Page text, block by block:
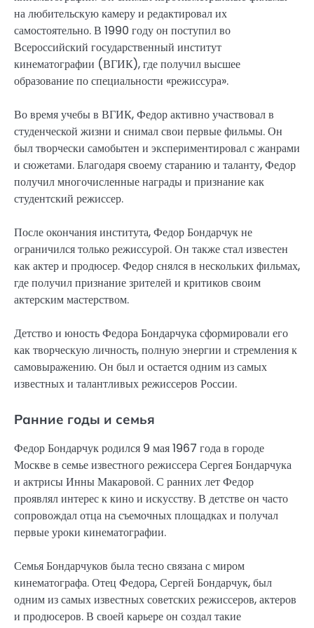
на любительскую камеру и редактировал их
самостоятельно. В 1990 году он поступил во
Всероссийский государственный институт
кинематографии (ВГИК), где получил высшее
образование по специальности «режиссура».
Во время учебы в ВГИК, Федор активно участвовал в
студенческой жизни и снимал свои первые фильмы. Он
был творчески самобытен и экспериментировал с жанрами
и сюжетами. Благодаря своему старанию и таланту, Федор
получил многочисленные награды и признание как
студентский режиссер.
После окончания института, Федор Бондарчук не
ограничился только режиссурой. Он также стал известен
как актер и продюсер. Федор снялся в нескольких фильмах,
где получил признание зрителей и критиков своим
актерским мастерством.
Детство и юность Федора Бондарчука сформировали его
как творческую личность, полную энергии и стремления к
самовыражению. Он был и остается одним из самых
известных и талантливых режиссеров России.
Ранние годы и семья
Федор Бондарчук родился 9 мая 1967 года в городе
Москве в семье известного режиссера Сергея Бондарчука
и актрисы Инны Макаровой. С ранних лет Федор
проявлял интерес к кино и искусству. В детстве он часто
сопровождал отца на съемочных площадках и получал
первые уроки кинематографии.
Семья Бондарчуков была тесно связана с миром
кинематографа. Отец Федора, Сергей Бондарчук, был
одним из самых известных советских режиссеров, актеров
и продюсеров. В своей карьере он создал такие